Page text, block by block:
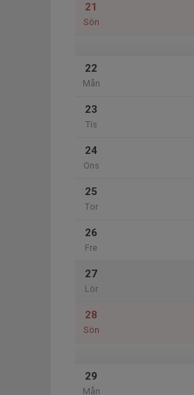
21
Sön
22
Mån
23
Tis
24
Ons
25
Tor
26
Fre
27
Lör
28
Sön
29
Mån